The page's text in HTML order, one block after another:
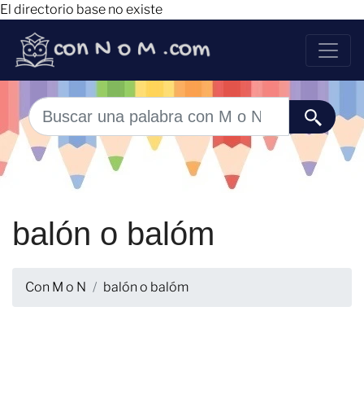
El directorio base no existe
balón o balóm
Con M o N balón o balóm